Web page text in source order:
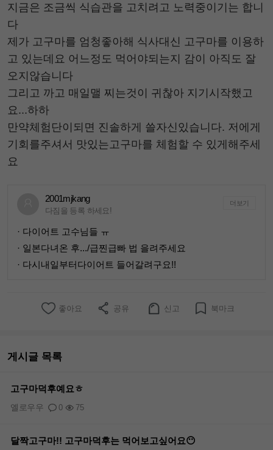
지금은 조금씩 식습관을 고치려고 노력중이기는 합니
다
제가 고구마를 엄청좋아해 식사대신 고구마를 이용하
고 있는데요 어느정도 먹어야되는지 감이 아직도 잘
오지않습니다
그리고 까고 매일맬 찌는것이 귀찮아 지기시작했고
요...하하
만약체험단이되면 진솔하게 쓸자신있습니다. 저에게
기회를주셔서 맛있는고구마를 체험할 수 있게해주세
요
2001mjkang
다짐을 등록 하세요!
더보기
· 다이어트 고수님들 ㅠ
· 일본다녀온 후.../급찐급빠 법 을려주세요
· 다시내일부터다이어트 들어갈려구요!!
좋아요 공유 신고 북마크
게시글 목록
고구마덕후예요ㅎ
0 75
옐로우우
달짝고구마!! 고구마덕후는 먹어보고싶어요😶